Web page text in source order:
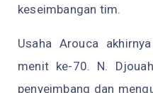
keseimbangan tim.
Usaha Arouca
menit ke-70. N.
penyeimbang dan